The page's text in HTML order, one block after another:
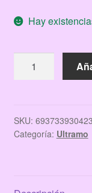
Hay
MATE
ULTRAMO
cantidad
SKU:
Categoría: Ultramo